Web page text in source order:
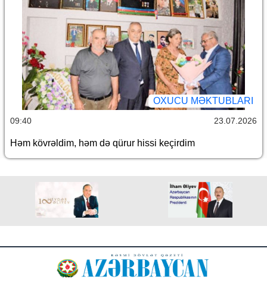
OXUCU MƏKTUBLARI
09:40 23.07.2026
Həm kövrəldim, həm də qürur hissi keçirdim